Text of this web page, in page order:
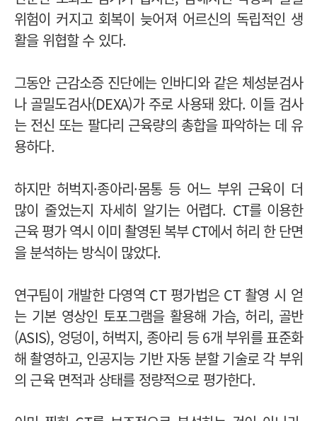
위험이 커지고 회복이 늦어져 어르신의 독립적인 생
활을 위협할 수 있다.
그동안 근감소증 진단에는 인바디와 같은 체성분검사
나 골밀도검사(DEXA)가 주로 사용돼 왔다. 이들 검사
는 전신 또는 팔다리 근육량의 총합을 파악하는 데 유
용하다.
하지만 허벅지·종아리·몸통 등 어느 부위 근육이 더
많이 줄었는지 자세히 알기는 어렵다. CT를 이용한
근육 평가 역시 이미 촬영된 복부 CT에서 허리 한 단면
을 분석하는 방식이 많았다.
연구팀이 개발한 다영역 CT 평가법은 CT 촬영 시 얻
는 기본 영상인 토포그램을 활용해 가슴, 허리, 골반
(ASIS), 엉덩이, 허벅지, 종아리 등 6개 부위를 표준화
해 촬영하고, 인공지능 기반 자동 분할 기술로 각 부위
의 근육 면적과 상태를 정량적으로 평가한다.